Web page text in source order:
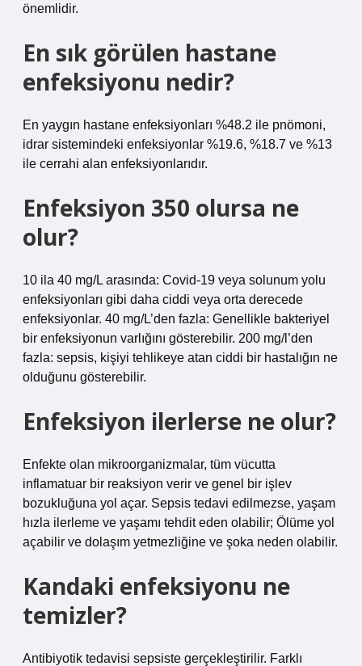
önemlidir.
En sık görülen hastane
enfeksiyonu nedir?
En yaygın hastane enfeksiyonları %48.2 ile pnömoni,
idrar sistemindeki enfeksiyonlar %19.6, %18.7 ve %13
ile cerrahi alan enfeksiyonlarıdır.
Enfeksiyon 350 olursa ne
olur?
10 ila 40 mg/L arasında: Covid-19 veya solunum yolu
enfeksiyonları gibi daha ciddi veya orta derecede
enfeksiyonlar. 40 mg/L’den fazla: Genellikle bakteriyel
bir enfeksiyonun varlığını gösterebilir. 200 mg/l’den
fazla: sepsis, kişiyi tehlikeye atan ciddi bir hastalığın ne
olduğunu gösterebilir.
Enfeksiyon ilerlerse ne olur?
Enfekte olan mikroorganizmalar, tüm vücutta
inflamatuar bir reaksiyon verir ve genel bir işlev
bozukluğuna yol açar. Sepsis tedavi edilmezse, yaşam
hızla ilerleme ve yaşamı tehdit eden olabilir; Ölüme yol
açabilir ve dolaşım yetmezliğine ve şoka neden olabilir.
Kandaki enfeksiyonu ne
temizler?
Antibiyotik tedavisi sepsiste gerçekleştirilir. Farklı